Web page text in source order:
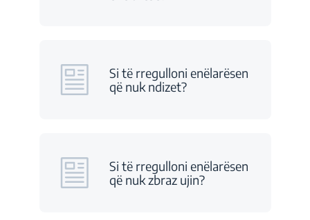
Si të rregulloni enëlarësen
që nuk ndizet?
Si të rregulloni enëlarësen
që nuk zbraz ujin?